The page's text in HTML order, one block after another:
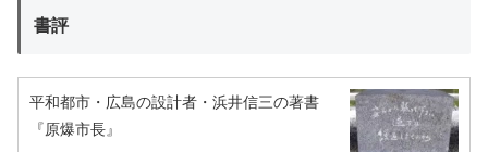
書評
平和都市・広島の設計者・浜井信三の著書
『原爆市長』